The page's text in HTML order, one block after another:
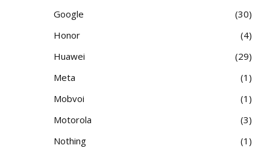
Google
30
Honor
4
Huawei
29
Meta
1
Mobvoi
1
Motorola
3
Nothing
1